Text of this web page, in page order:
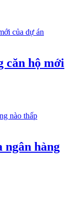
căn hộ mới
ngân hàng